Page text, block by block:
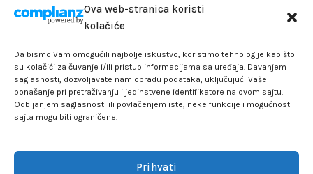
Ova web-stranica koristi
kolačiće
Da bismo Vam omogućili najbolje iskustvo, koristimo tehnologije kao što
su kolačići za čuvanje i/ili pristup informacijama sa uređaja. Davanjem
saglasnosti, dozvoljavate nam obradu podataka, uključujući Vaše
ponašanje pri pretraživanju i jedinstvene identifikatore na ovom sajtu.
Odbijanjem saglasnosti ili povlačenjem iste, neke funkcije i mogućnosti
sajta mogu biti ograničene.
Prihvati
Uslovi korišćenja
Plaćanje i isporuka
Odustanak od ugovora